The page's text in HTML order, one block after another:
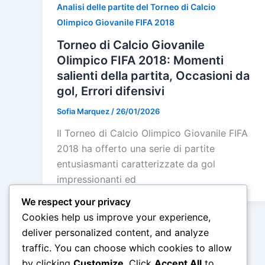
Analisi delle partite del Torneo di Calcio
Olimpico Giovanile FIFA 2018
Torneo di Calcio Giovanile
Olimpico FIFA 2018: Momenti
salienti della partita, Occasioni da
gol, Errori difensivi
Sofia Marquez / 26/01/2026
Il Torneo di Calcio Olimpico Giovanile FIFA
2018 ha offerto una serie di partite
entusiasmanti caratterizzate da gol
impressionanti ed
←Previous
We respect your privacy
Cookies help us improve your experience,
deliver personalized content, and analyze
traffic. You can choose which cookies to allow